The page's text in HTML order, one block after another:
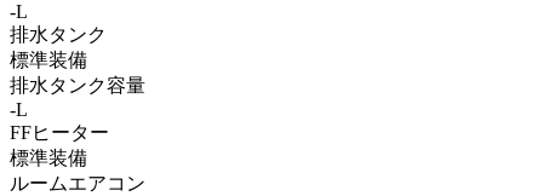
-L
排水タンク
標準装備
排水タンク容量
-L
FFヒーター
標準装備
ルームエアコン